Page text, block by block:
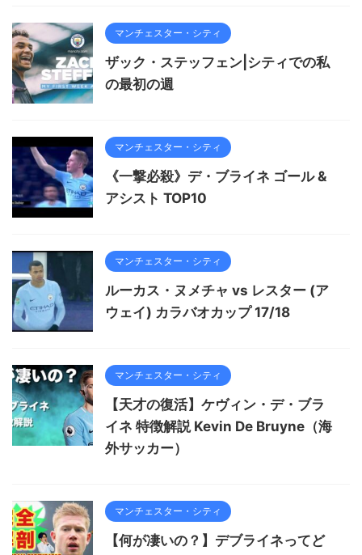
マンチェスター・シティ
ザック・ステッフェン|シティでの私
の最初の週
マンチェスター・シティ
《一撃必殺》デ・ブライネ ゴール &
アシスト TOP10
マンチェスター・シティ
ルーカス・ヌメチャ vs レスター (ア
ウェイ) カラバオカップ 17/18
マンチェスター・シティ
【天才の復活】ケヴィン・デ・ブラ
イネ 特徴解説 Kevin De Bruyne（海
外サッカー）
マンチェスター・シティ
【何が凄いの？】デブライネってど